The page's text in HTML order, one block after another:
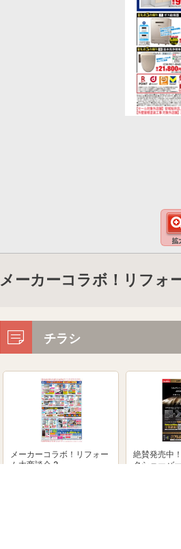
メーカーコラボ！リフォ
チラシ
メーカーコラボ！リフォー
ム大商談会 2
絶賛発売中
クシェーバ